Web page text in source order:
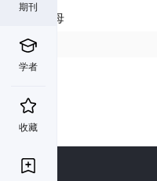
期刊
学者
收藏
首字母
U